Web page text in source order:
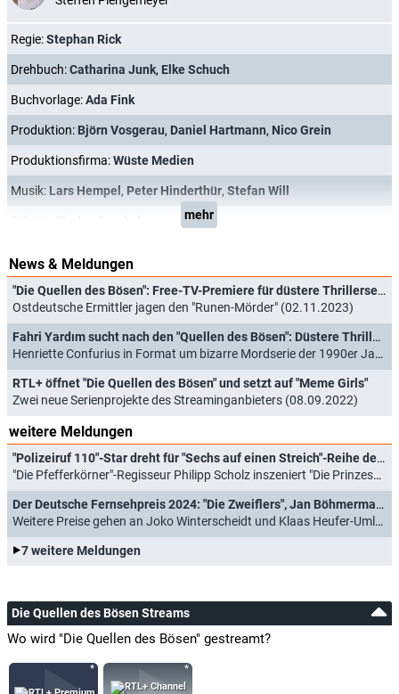
Regie:Stephan Rick
Drehbuch:Catharina Junk, Elke Schuch
Buchvorlage:Ada Fink
Produktion: Björn Vosgerau, Daniel Hartmann, Nico Grein
Produktionsfirma:Wüste Medien
Musik: Lars Hempel, Peter Hinderthür, Stefan Will
mehr
News & Meldungen
"Die Quellen des Bösen": Free-TV-Premiere für düstere Thrillerserie
Ostdeutsche Ermittler jagen den "Runen-Mörder" (02.11.2023)
Fahri Yardım sucht nach den "Quellen des Bösen": Düstere Thrillerserie findet Starttermin
Henriette Confurius in Format um bizarre Mordserie der 1990er Jahre mit dabei (14.09.2023)
RTL+ öffnet "Die Quellen des Bösen" und setzt auf "Meme Girls"
Zwei neue Serienprojekte des Streaminganbieters (08.09.2022)
weitere Meldungen
"Polizeiruf 110"-Star dreht für "Sechs auf einen Streich"-Reihe der ARD
"Die Pfefferkörner"-Regisseur Philipp Scholz inszeniert "Die Prinzessin und der Stalljunge" (28.04.2026)
Der Deutsche Fernsehpreis 2024: "Die Zweiflers", Jan Böhmermann, "Die Discounter" und "Die Verräter" ausgezeichnet
Weitere Preise gehen an Joko Winterscheidt und Klaas Heufer-Umlauf (25.09.2024)
7 weitere Meldungen
Die Quellen des Bösen Streams
Wo wird "Die Quellen des Bösen" gestreamt?